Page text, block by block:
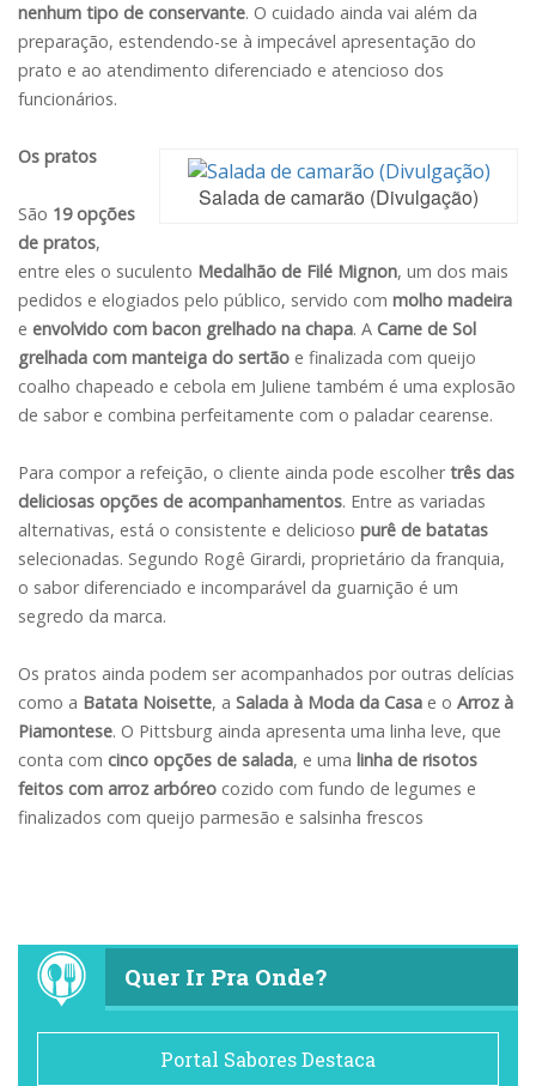
nenhum tipo de conservante. O cuidado ainda vai além da
preparação, estendendo-se à impecável apresentação do
prato e ao atendimento diferenciado e atencioso dos
funcionários.
Salada de camarão (Divulgação)
Os pratos
São 19 opções
de pratos,
entre eles o suculento Medalhão de Filé Mignon, um dos mais
pedidos e elogiados pelo público, servido com molho madeira
e envolvido com bacon grelhado na chapa. A Carne de Sol
grelhada com manteiga do sertão e finalizada com queijo
coalho chapeado e cebola em Juliene também é uma explosão
de sabor e combina perfeitamente com o paladar cearense.
Para compor a refeição, o cliente ainda pode escolhertrês das
deliciosas opções de acompanhamentos. Entre as variadas
alternativas, está o consistente e delicioso purê de batatas
selecionadas. Segundo Rogê Girardi, proprietário da franquia,
o sabor diferenciado e incomparável da guarnição é um
segredo da marca.
Os pratos ainda podem ser acompanhados por outras delícias
como a Batata Noisette, a Salada à Moda da Casa e o Arroz à
Piamontese. O Pittsburg ainda apresenta uma linha leve, que
conta com cinco opções de salada, e uma linha de risotos
feitos com arroz arbóreo cozido com fundo de legumes e
finalizados com queijo parmesão e salsinha frescos
Quer Ir Pra Onde?
Portal Sabores Destaca